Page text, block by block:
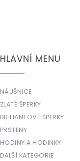
HLAVNÍ MENU
NÁUŠNICE
ZLATÉ ŠPERKY
BRILIANTOVÉ ŠPERKY
PRSTENY
HODINY A HODINKY
DALŠÍ KATEGORIE